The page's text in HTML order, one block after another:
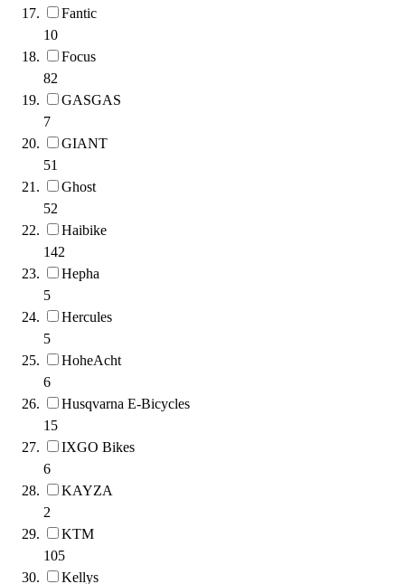
Fantic
10
Focus
82
GASGAS
7
GIANT
51
Ghost
52
Haibike
142
Hepha
5
Hercules
5
HoheAcht
6
Husqvarna E-Bicycles
15
IXGO Bikes
6
KAYZA
2
KTM
105
Kellys